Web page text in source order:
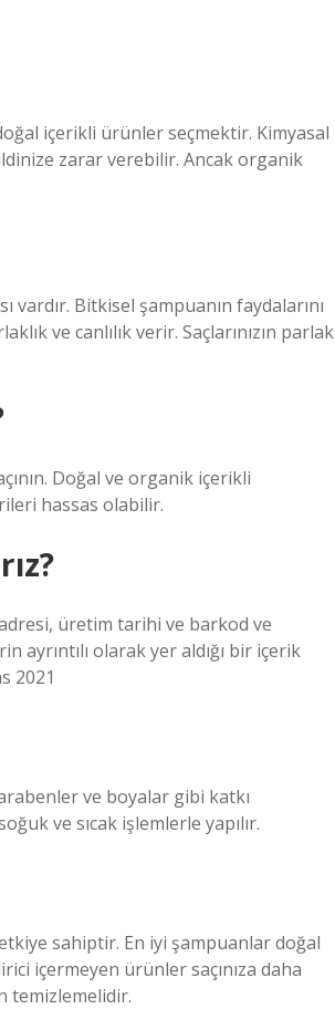
içerikli ürünler seçmektir. Kimyasal
zarar verebilir. Ancak organik
vardır. Bitkisel şampuanın faydalarını
ve canlılık verir. Saçlarınızın parlak
Doğal ve organik içerikli
hassas olabilir.
üretim tarihi ve barkod ve
ayrıntılı olarak yer aldığı bir içerik
2021
ve boyalar gibi katkı
ve sıcak işlemlerle yapılır.
sahiptir. En iyi şampuanlar doğal
içermeyen ürünler saçınıza daha
temizlemelidir.